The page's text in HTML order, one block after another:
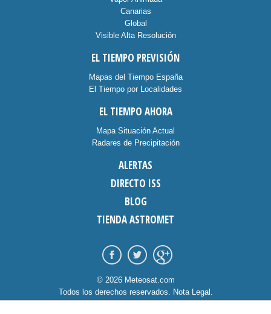
Canarias
Global
Visible Alta Resolución
EL TIEMPO PREVISIÓN
Mapas del Tiempo España
El Tiempo por Localidades
EL TIEMPO AHORA
Mapa Situación Actual
Radares de Precipitación
ALERTAS
DIRECTO ISS
BLOG
TIENDA ASTROMET
© 2026 Meteosat.com
Todos los derechos reservados. Nota Legal .